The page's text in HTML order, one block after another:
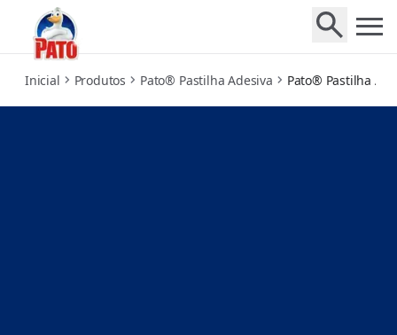
Inicial Produtos Pato® Pastilha Adesiva Pato® Pastilha